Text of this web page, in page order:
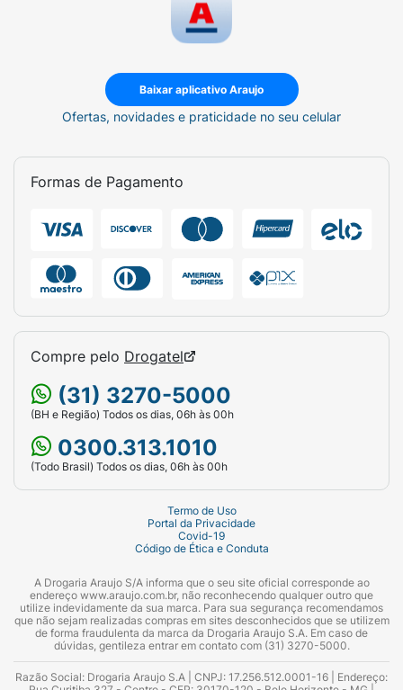
Baixar aplicativo Araujo
Ofertas, novidades e praticidade no seu celular
Formas de Pagamento
Compre pelo Drogatel
(31) 3270-5000
(BH e Região) Todos os dias, 06h às 00h
0300.313.1010
(Todo Brasil) Todos os dias, 06h às 00h
Termo de Uso
Portal da Privacidade
Covid-19
Código de Ética e Conduta
A Drogaria Araujo S/A informa que o seu site oficial corresponde ao
endereço www.araujo.com.br, não reconhecendo qualquer outro que
utilize indevidamente da sua marca. Para sua segurança recomendamos
que não sejam realizadas compras em sites desconhecidos que se utilizem
de forma fraudulenta da marca da Drogaria Araujo S.A. Em caso de
dúvidas, gentileza entrar em contato com (31) 3270-5000.
Razão Social: Drogaria Araujo S.A | CNPJ: 17.256.512.0001-16 | Endereço: